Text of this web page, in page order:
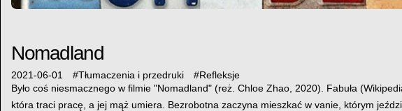
Nomadland
2021-06-01 #Tłumaczenia i przedruki #Refleksje
Było coś niesmacznego w filmie "Nomadland" (reż. Chloe Zhao, 2020). Fabuła
która traci pracę, a jej mąż umiera. Bezrobotna zaczyna mieszkać w vanie, którym